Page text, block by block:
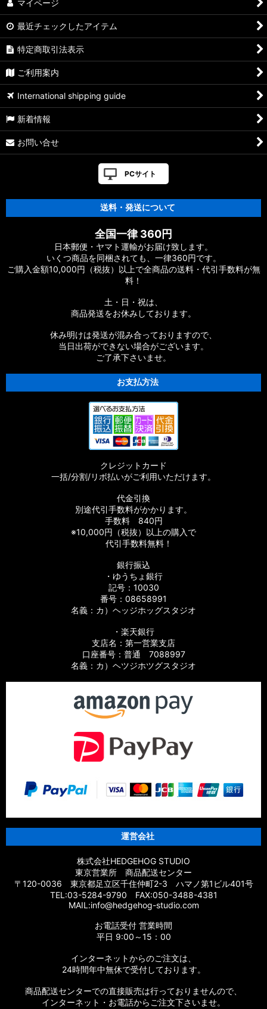
マイページ
最近チェックしたアイテム
特定商取引法表示
ご利用案内
International shipping guide
新着情報
お問い合せ
PCサイト
送料・発送について
全国一律 360円
日本郵便・ヤマト運輸がお届け致します。
いくつ商品を同梱されても、一律360円です。
ご購入金額10,000円（税抜）以上で全商品の送料・代引手数料が無
料！
土・日・祝は、
商品発送をお休みしております。
休み明けは発送が混み合っておりますので、
当日出荷ができない場合がございます。
ご了承下さいませ。
お支払方法
クレジットカード
一括/分割/リボ払いがご利用いただけます。
代金引換
別途代引手数料がかかります。
手数料 840円
※10,000円（税抜）以上の購入で
代引手数料無料！
銀行振込
・ゆうちょ銀行
記号：10030
番号：08658991
名義：カ）ヘッジホッグスタジオ
・楽天銀行
支店名：第一営業支店
口座番号：普通 7088997
名義：カ）ヘツジホツグスタジオ
運営会社
株式会社HEDGEHOG STUDIO
東京営業所 商品配送センター
〒120-0036 東京都足立区千住仲町2-3 ハマノ第1ビル401号
TEL:03-5284-9790 FAX:050-3488-4381
MAIL:info@hedgehog-studio.com
お電話受付 営業時間
平日 9:00～15：00
インターネットからのご注文は、
24時間年中無休で受付しております。
商品配送センターでの直接販売は行っておりませんので、
インターネット・お電話からご注文下さいませ。